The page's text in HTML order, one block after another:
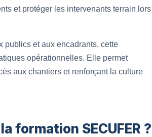
et protéger les intervenants terrain lors
publics et aux encadrants, cette
opérationnelles. Elle permet
aux chantiers et renforçant la culture
formation SECUFER ?